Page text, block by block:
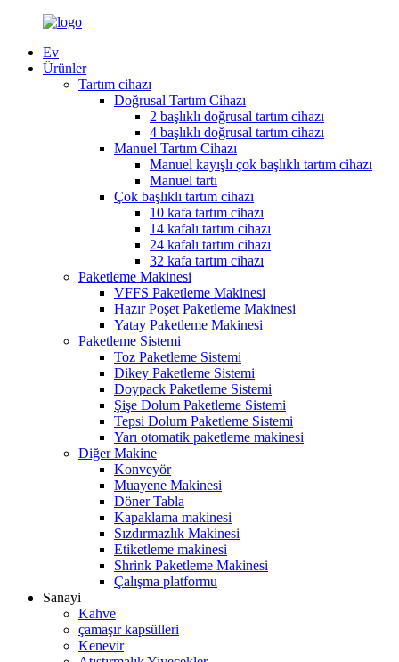
Ev
Ürünler
Tartım cihazı
Doğrusal Tartım Cihazı
2 başlıklı doğrusal tartım cihazı
4 başlıklı doğrusal tartım cihazı
Manuel Tartım Cihazı
Manuel kayışlı çok başlıklı tartım cihazı
Manuel tartı
Çok başlıklı tartım cihazı
10 kafa tartım cihazı
14 kafalı tartım cihazı
24 kafalı tartım cihazı
32 kafa tartım cihazı
Paketleme Makinesi
VFFS Paketleme Makinesi
Hazır Poşet Paketleme Makinesi
Yatay Paketleme Makinesi
Paketleme Sistemi
Toz Paketleme Sistemi
Dikey Paketleme Sistemi
Doypack Paketleme Sistemi
Şişe Dolum Paketleme Sistemi
Tepsi Dolum Paketleme Sistemi
Yarı otomatik paketleme makinesi
Diğer Makine
Konveyör
Muayene Makinesi
Döner Tabla
Kapaklama makinesi
Sızdırmazlık Makinesi
Etiketleme makinesi
Shrink Paketleme Makinesi
Çalışma platformu
Sanayi
Kahve
çamaşır kapsülleri
Kenevir